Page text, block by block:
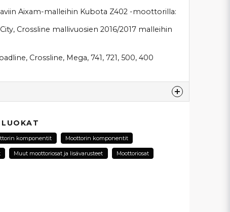
Aixam-malleihin Kubota Z402 -moottorilla:
Crossline mallivuosien 2016/2017 malleihin
Crossline, Mega, 741, 721, 500, 400
komponentit Moottorin komponentit
Muut moottoriosat ja lisävarusteet Moottoriosat